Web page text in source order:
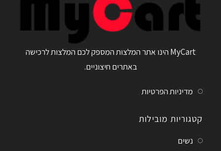
MyCart הינו אתר המלצות המספק לכם המלצות לרכישה
באתרים חיצוניים.
מדיניות הפרטיות
קטגוריות מובילות
נשים